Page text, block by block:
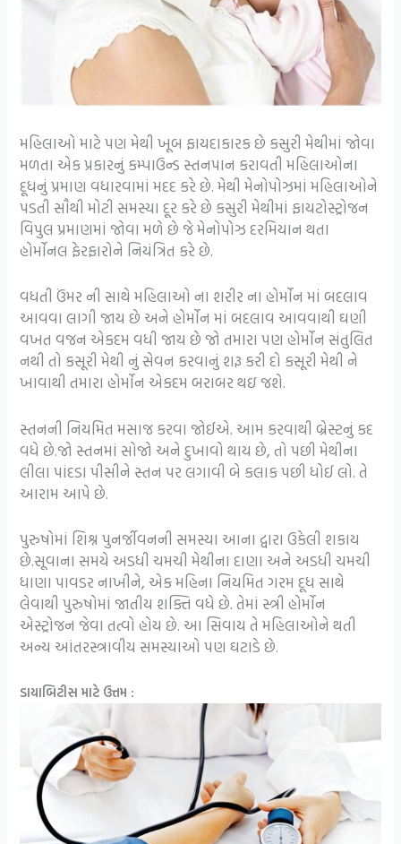
મહિલાઓ માટે પણ મેથી ખૂબ ફાયદાકારક છે કસુરી મેથીમાં જોવા
મળતા એક પ્રકારનું કમ્પાઉન્ડ સ્તનપાન કરાવતી મહિલાઓના
દૂધનું પ્રમાણ વધારવામાં મદદ કરે છે. મેથી મેનોપોઝમાં મહિલાઓને
પડતી સૌથી મોટી સમસ્યા દૂર કરે છે કસુરી મેથીમાં ફાયટોસ્ટ્રોજન
વિપુલ પ્રમાણમાં જોવા મળે છે જે મેનોપોઝ દરમિયાન થતા
હોર્મોનલ ફેરફારોને નિયંત્રિત કરે છે.
વધતી ઉંમર ની સાથે મહિલાઓ ના શરીર ના હોર્મોન માં બદલાવ
આવવા લાગી જાય છે અને હોર્મોન માં બદલાવ આવવાથી ઘણી
વખત વજન એકદમ વધી જાય છે જો તમારા પણ હોર્મોન સંતુલિત
નથી તો કસૂરી મેથી નું સેવન કરવાનું શરૂ કરી દો કસૂરી મેથી ને
ખાવાથી તમારા હોર્મોન એકદમ બરાબર થઇ જશે.
સ્તનની નિયમિત મસાજ કરવા જોઈએ. આમ કરવાથી બ્રેસ્ટનું કદ
વધે છે.જો સ્તનમાં સોજો અને દુખાવો થાય છે, તો પછી મેથીના
લીલા પાંદડા પીસીને સ્તન પર લગાવી બે કલાક પછી ધોઈ લો. તે
આરામ આપે છે.
પુરુષોમાં શિશ્ન પુનર્જીવનની સમસ્યા આના દ્વારા ઉકેલી શકાય
છે.સૂવાના સમયે અડધી ચમચી મેથીના દાણા અને અડધી ચમચી
ધાણા પાવડર નાખીને, એક મહિના નિયમિત ગરમ દૂધ સાથે
લેવાથી પુરુષોમાં જાતીય શક્તિ વધે છે. તેમાં સ્ત્રી હોર્મોન
એસ્ટ્રોજન જેવા તત્વો હોય છે. આ સિવાય તે મહિલાઓને થતી
અન્ય આંતરસ્ત્રાવીય સમસ્યાઓ પણ ઘટાડે છે.
ડાયાબિટીસ માટે ઉત્તમ :